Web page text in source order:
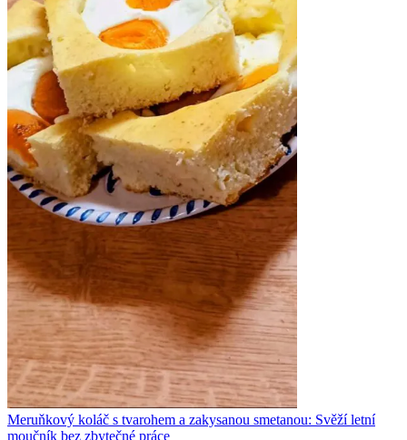
Meruňkový koláč s tvarohem a zakysanou smetanou: Svěží letní
moučník bez zbytečné práce